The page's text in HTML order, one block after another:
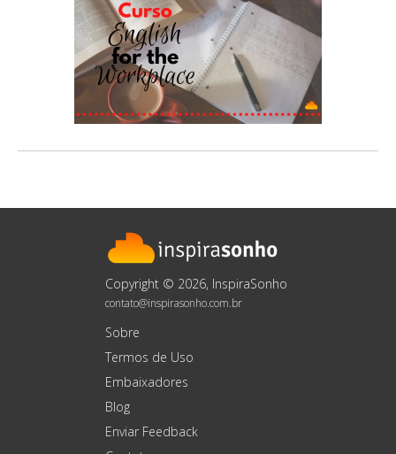
Copyright © 2026, InspiraSonho
contato@inspirasonho.com.br
Sobre
Termos de Uso
Embaixadores
Blog
Enviar Feedback